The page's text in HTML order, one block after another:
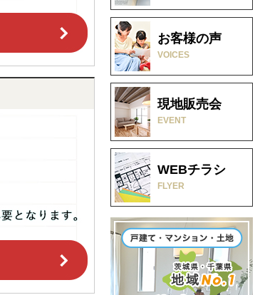
お客様の声
VOICES
現地販売会
EVENT
WEBチラシ
FLYER